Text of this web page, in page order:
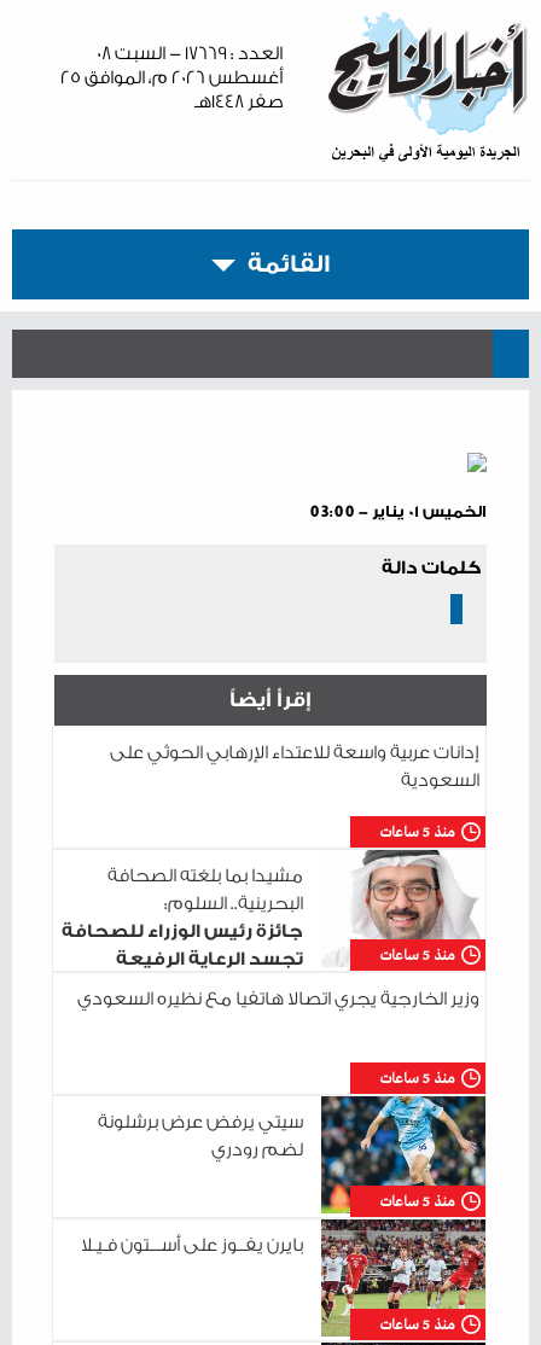
العدد : ١٧٦٦٩ - السبت ٠٨
أغسطس ٢٠٢٦ م، الموافق ٢٥
صفر ١٤٤٨هـ
القائمة
الخميس ٠١ يناير - 03:00
كلمات دالة
إقرأ أيضاً
منذ 5 ساعات
إدانات عربية واسعة للاعتداء الإرهابي الحوثي على
السعودية
منذ 5 ساعات
مشيدا بما بلغته الصحافة
البحرينية.. السلوم:
جائزة رئيس الوزراء للصحافة
تجسد الرعاية الرفيعة
للإعلام الوطني
منذ 5 ساعات
وزير الخارجية يجري اتصالا هاتفيا مع نظيره السعودي
منذ 5 ساعات
سيتي يرفض عرض برشلونة
لضم رودري
منذ 5 ساعات
بايرن يفــوز على أســـتون فـيـلا